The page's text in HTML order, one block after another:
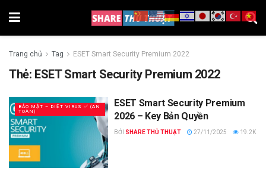
Trang chủ Tag ESET Smart Security Premium 2022
Thẻ: ESET Smart Security Premium 2022
BẢO MẬT – DIỆT VIRUS ✅ (AN
TOÀN)
ESET Smart Security Premium
2026 – Key Bản Quyền
BỞI SHARE THỦ THUẬT 27/11/2025 19.2K